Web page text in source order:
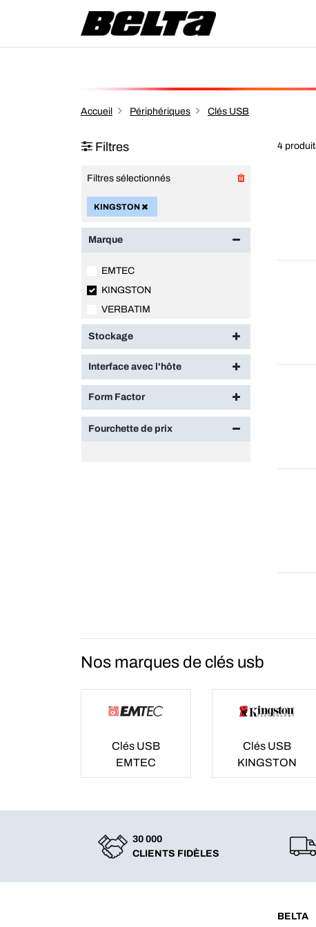
Accueil Périphériques Clés USB
Filtres
Filtres sélectionnés
KINGSTON
Marque
EMTEC
KINGSTON
VERBATIM
Stockage
Interface avec l'hôte
Form Factor
Fourchette de prix
4
Nos marques de clés usb
Clés USB
EMTEC
Clés USB
KINGSTON
30 000
CLIENTS FIDÈLES
BELTA